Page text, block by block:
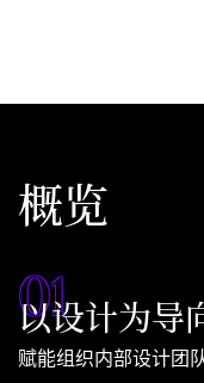
概览
01
以设计为导
赋能组织内部设计团